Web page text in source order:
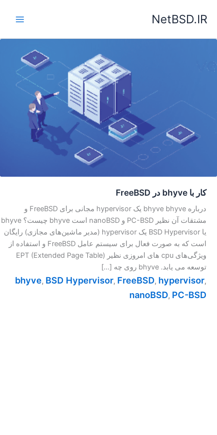
NetBSD.IR
کار با bhyve در FreeBSD
درباره bhyve bhyve یک hypervisor مجانی برای FreeBSD و
مشتقات آن نظیر PC-BSD و nanoBSD است bhyve چیست؟ bhyve
یا BSD Hypervisor یک hypervisor (مدیر ماشین‌های مجازی) رایگان
است که به صورت فعال برای سیستم عامل FreeBSD و استفاده از
ویژگی‌های cpu های امروزی نظیر ‎EPT (Extended Page Table)‎
توسعه می یابد. bhyve روی چه […]
bhyve, BSD Hypervisor, FreeBSD, hypervisor,
nanoBSD, PC-BSD